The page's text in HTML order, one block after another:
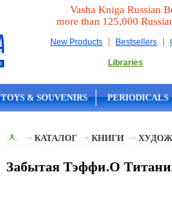
Vasha Kniga Russian
more than 125,000
New Products | Bestsellers |
Libraries
TOYS & SOUVENIRS PERIODICALS
КАТАЛОГ КНИГИ
Забытая Тэффи.О